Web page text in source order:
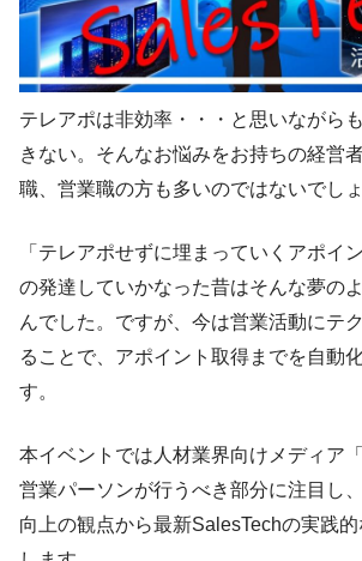
テレアポは非効率・・・と思いながら
きない。そんなお悩みをお持ちの経営
職、営業職の方も多いのではないでしょ
「テレアポせずに埋まっていくアポイ
の発達していかなった昔はそんな夢の
んでした。ですが、今は営業活動にテ
ることで、アポイント取得までを自動
す。
本イベントでは人材業界向けメディア
営業パーソンが行うべき部分に注目し
向上の観点から最新SalesTechの実践